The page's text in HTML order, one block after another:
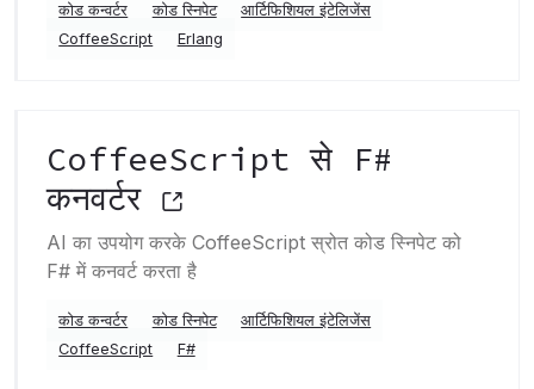
कोड कन्वर्टर कोड स्निपेट
आर्टिफिशियल इंटेलिजेंस
CoffeeScript
Erlang
CoffeeScript से F#
कनवर्टर
AI का उपयोग करके CoffeeScript स्रोत कोड स्निपेट को
F# में कनवर्ट करता है
कोड कन्वर्टर कोड स्निपेट
आर्टिफिशियल इंटेलिजेंस
CoffeeScript
F#